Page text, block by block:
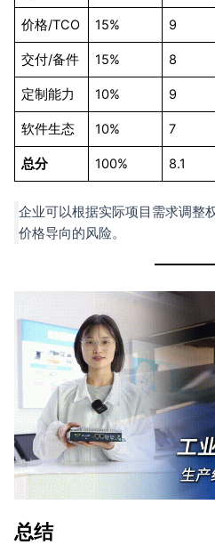
价格/TCO 15% 9
交付/备件 15% 8
定制能力 10% 9
软件生态 10% 7
总分 100% 8.1
企业可以根据实际项目需求调整
价格导向的风险。
总结